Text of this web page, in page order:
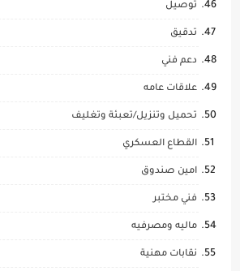
توصيل
تدقيق
دعم فني
علاقات عامه
تحميل وتنزيل/تعبئة وتغليف
القطاع العسكري
امين صندوق
فني مختبر
ماليه ومصرفيه
نقابات مهنية